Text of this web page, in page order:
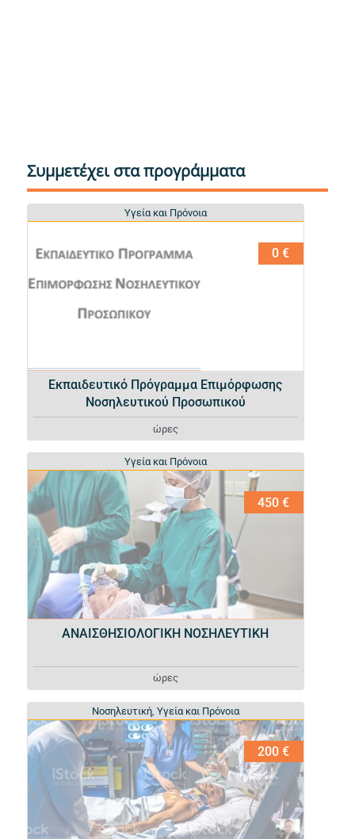
Συμμετέχει στα προγράμματα
0 €
Υγεία και Πρόνοια
Υγεία και Πρόνοια
Εκπαιδευτικό Πρόγραμμα Επιμόρφωσης
Νοσηλευτικού Προσωπικού
ώρες
450 €
Υγεία και Πρόνοια
Υγεία και Πρόνοια
ΑΝΑΙΣΘΗΣΙΟΛΟΓΙΚΗ ΝΟΣΗΛΕΥΤΙΚΗ
ώρες
200 €
Νοσηλευτική, Υγεία και Πρόνοια
Νοσηλευτική, Υγεία και Πρόνοια